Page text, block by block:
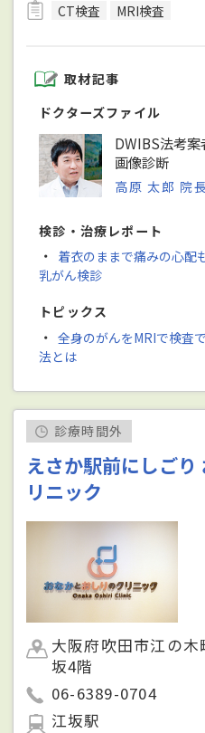
CT検査
MRI検査
取材記事
ドクターズファイル
DWIBS法考
画像診断
高原 太郎 院長
検診・治療レポート
・ 着衣のままで痛みの心配
乳がん検診
トピックス
・ 全身のがんをMRIで検査
法とは
診療時間外
えさか駅前にしご
リニック
大阪府吹田市江の
坂4階
06-6389-0704
江坂駅